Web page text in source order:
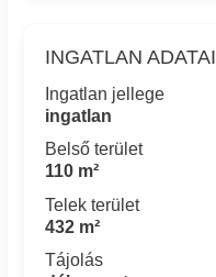
INGATLAN ADATAI
Ingatlan jellege
ingatlan
Belső terület
110 m²
Telek terület
432 m²
Tájolás